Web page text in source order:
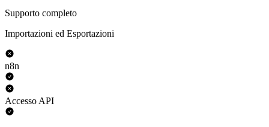
Supporto completo
Importazioni ed Esportazioni
n8n
Accesso API